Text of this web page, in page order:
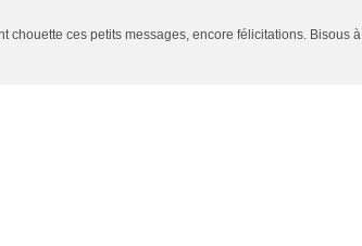
chouette ces petits messages, encore félicitations. Bisous à